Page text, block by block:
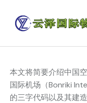
本文将简要介绍中国
国际机场（Bonriki
的三字代码以及其建造